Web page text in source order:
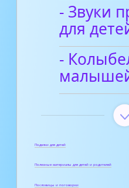
- Звуки
для
-
Поделки для детей
Полезные материалы для детей и родителей
Пословицы и поговорки